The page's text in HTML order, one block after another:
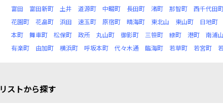
富田
富田新町 土井 道源町 中畷町 長田町 渚町 那智町 西千代田
花園町
花畠町 浜田 速玉町 原宿町 晴海町 東北山 東山町 日地町
本町
舞車町 松保町 政所 丸山町 御影町 三笹町 緑町 港町 南浦
有楽町
由加町 横浜町 呼坂本町 代々木通 臨海町 若草町 若宮町
リストから探す